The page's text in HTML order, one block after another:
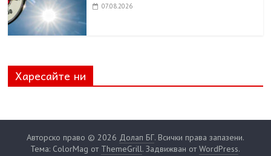
07.08.2026
Харесайте ни
Авторско право © 2026 Долап БГ. Всички права запазени.
Тема: ColorMag от ThemeGrill. Задвижван отWordPress.